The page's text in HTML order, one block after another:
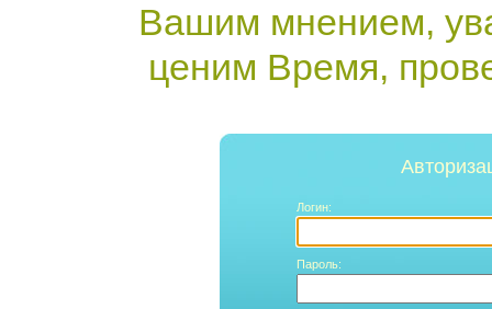
Вашим мнением,
ценим Время,
Логин:
Пароль: